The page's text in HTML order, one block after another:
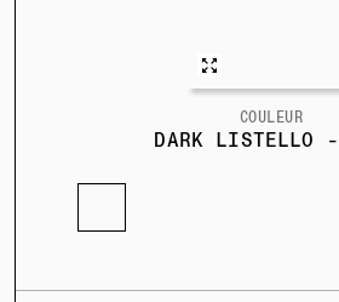
COULEUR
DARK LISTELLO